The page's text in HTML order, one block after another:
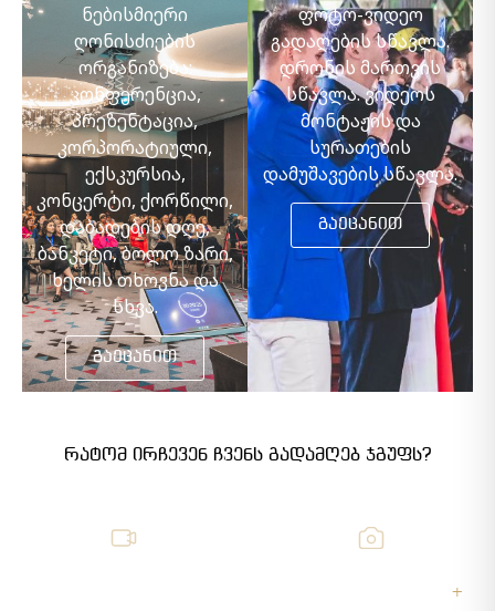
ნებისმიერი
ღონისძიების
ორგანიზება:
კონფერენცია,
პრეზენტაცია,
კორპორატიული,
ექსკურსია,
კონცერტი, ქორწილი,
დაბადების დღე,
ბანკეტი, ბოლო ზარი,
ხელის თხოვნა და
სხვა.
გაეცანით
ფოტო-ვიდეო
გადაღების სწავლა.
დრონის მართვის
სწავლა. ვიდეოს
მონტაჟის და
სურათების
დამუშავების სწავლა.
გაეცანით
რატომ ირჩევენ ჩვენს გადამღებ ჯგუფს?
+